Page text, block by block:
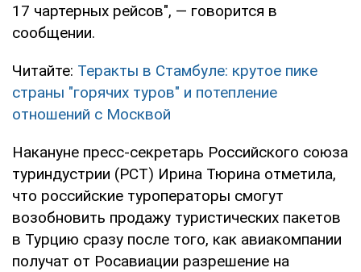
17 чартерных рейсов", — говорится в
сообщении.
Читайте: Теракты в Стамбуле: крутое пике
страны "горячих туров" и потепление
отношений с Москвой
Накануне пресс-секретарь Российского союза
туриндустрии (РСТ) Ирина Тюрина отметила,
что российские туроператоры смогут
возобновить продажу туристических пакетов
в Турцию сразу после того, как авиакомпании
получат от Росавиации разрешение на